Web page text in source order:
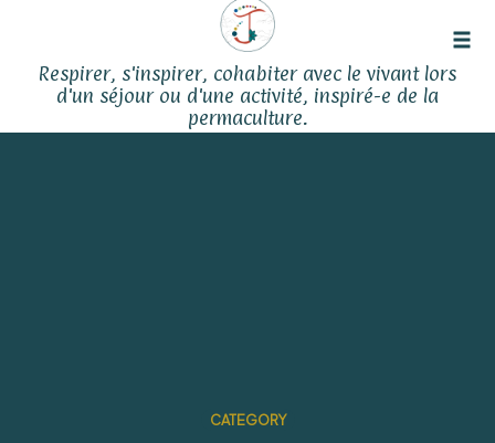
Respirer, s'inspirer, cohabiter avec le vivant lors
d'un séjour ou d'une activité, inspiré-e de la
permaculture.
CATEGORY